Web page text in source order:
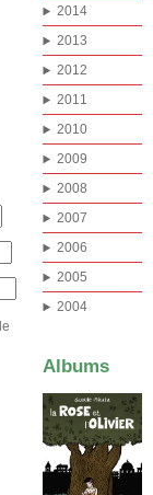
2014
2013
2012
2011
2010
2009
2008
2007
2006
2005
2004
Albums